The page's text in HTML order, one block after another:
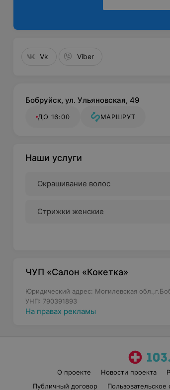
Vk Viber
Бобруйск, ул. Ульяновская, 49
ДО 16:00 МАРШРУТ
Наши услуги
Окрашивание волос
Стрижки женские
ЧУП «Салон «Кокетка»
Юридический адрес: Могилевская
УНП: 790391893
На правах рекламы
О проекте Новости проекта
Публичный договор
Пользовательское